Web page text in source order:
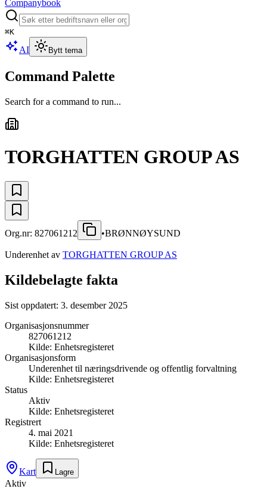
Companybook
⌘K
AI Bytt tema
Command Palette
Search for a command to run...
TORGHATTEN GROUP AS
Org.nr: 827061212 •BRØNNØYSUND
Underenhet av TORGHATTEN GROUP AS
Kildebelagte fakta
Sist oppdatert: 3. desember 2025
Organisasjonsnummer
827061212
Kilde: Enhetsregisteret
Organisasjonsform
Underenhet til næringsdrivende og offentlig forvaltning
Kilde: Enhetsregisteret
Status
Aktiv
Kilde: Enhetsregisteret
Registrert
4. mai 2021
Kilde: Enhetsregisteret
Kart Lagre
Aktiv